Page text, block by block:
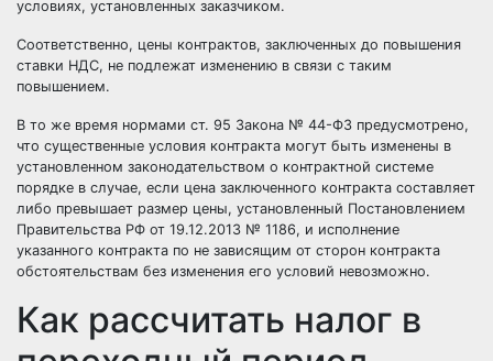
условиях, установленных заказчиком.
Соответственно, цены контрактов, заключенных до повышения
ставки НДС, не подлежат изменению в связи с таким
повышением.
В то же время нормами ст. 95 Закона № 44-ФЗ предусмотрено,
что существенные условия контракта могут быть изменены в
установленном законодательством о контрактной системе
порядке в случае, если цена заключенного контракта составляет
либо превышает размер цены, установленный Постановлением
Правительства РФ от 19.12.2013 № 1186, и исполнение
указанного контракта по не зависящим от сторон контракта
обстоятельствам без изменения его условий невозможно.
Как рассчитать налог в